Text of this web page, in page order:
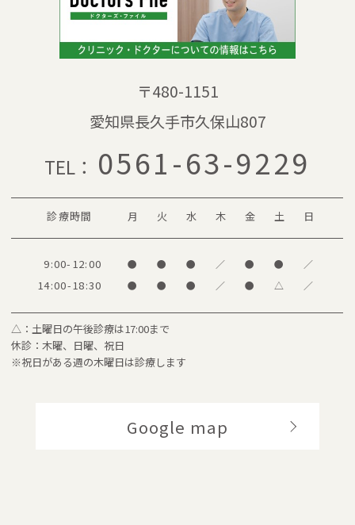
〒480-1151
愛知県長久手市久保山807
TEL： 0561-63-9229
診療時間 月 火 水 木 金 土 日
9:00-12:00 ● ● ● ／ ● ● ／
14:00-18:30 ● ● ● ／ ● △ ／
△：土曜日の午後診療は17:00まで
休診：木曜、日曜、祝日
※祝日がある週の木曜日は診療します
Google map